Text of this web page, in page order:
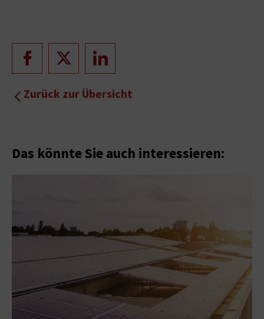
Zurück zur Übersicht
Das könnte Sie auch interessieren: